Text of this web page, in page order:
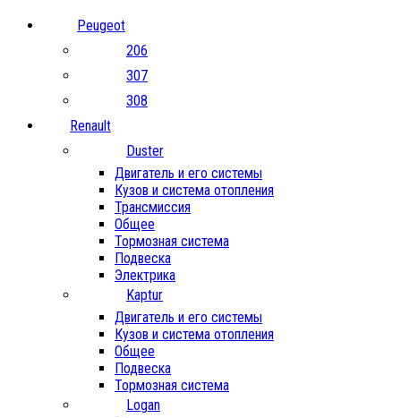
Peugeot
206
307
308
Renault
Duster
Двигатель и его системы
Кузов и система отопления
Трансмиссия
Общее
Тормозная система
Подвеска
Электрика
Kaptur
Двигатель и его системы
Кузов и система отопления
Общее
Подвеска
Тормозная система
Logan